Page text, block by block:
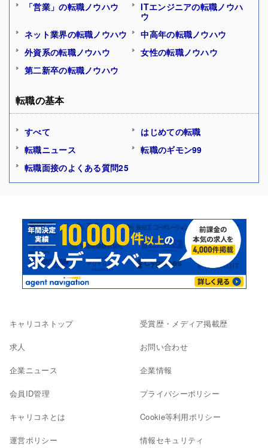
「営業」の転職ノウハウ
ITエンジニアの転職ノウハ
ウ
ネット業界の転職ノウハウ
中高年の転職ノウハウ
外資系の転職ノウハウ
女性の転職ノウハウ
第二新卒の転職ノウハウ
転職の基本
すべて
はじめての転職
転職ニュース
転職のギモン99
転職面接のよくある質問25
キャリコネトップ
求人
企業ニュース
会員ID管理
キャリコネとは
運営ポリシー
受賞歴・メディア掲載歴
お問い合わせ
企業情報
プライバシーポリシー
Cookie等利用ポリシー
情報セキュリティ